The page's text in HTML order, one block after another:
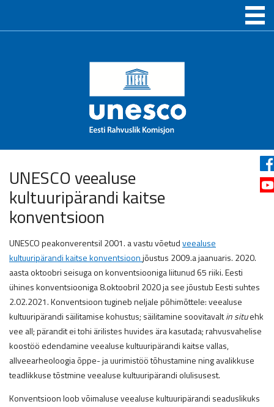
UNESCO veealuse
kultuuripärandi kaitse
konventsioon
UNESCO peakonverentsil 2001. a vastu võetudveealuse
kultuuripärandi kaitse konventsioonjõustus 2009.a jaanuaris. 2020.
aasta oktoobri seisuga on konventsiooniga liitunud 65 riiki. Eesti
ühines konventsiooniga 8.oktoobril 2020 ja see jõustub Eesti suhtes
2.02.2021. Konventsioon tugineb neljale põhimõttele: veealuse
kultuuripärandi säilitamise kohustus; säilitamine soovitavaltin situehk
vee all; pärandit ei tohi ärilistes huvides ära kasutada; rahvusvahelise
koostöö edendamine veealuse kultuuripärandi kaitse vallas,
allveearheoloogia õppe- ja uurimistöö tõhustamine ning avalikkuse
teadlikkuse tõstmine veealuse kultuuripärandi olulisusest.
Konventsioon loob võimaluse veealuse kultuuripärandi seaduslikuks